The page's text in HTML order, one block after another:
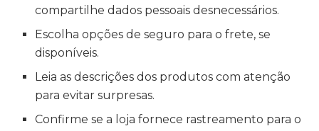
compartilhe dados pessoais desnecessários.
Escolha opções de seguro para o frete, se
disponíveis.
Leia as descrições dos produtos com atenção
para evitar surpresas.
Confirme se a loja fornece rastreamento para o